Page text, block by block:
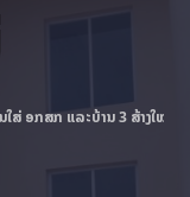
ສ່ ອກສກ ແລະບ້ານ 3 ສ້າງໃໝ່